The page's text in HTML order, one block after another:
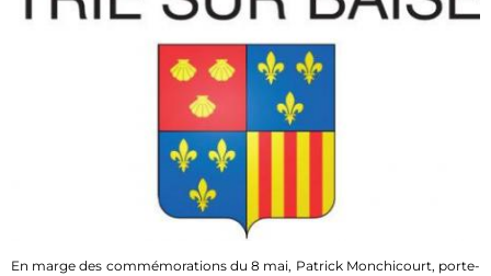
En marge des commémorations du 8 mai, Patrick Monchicourt, porte-